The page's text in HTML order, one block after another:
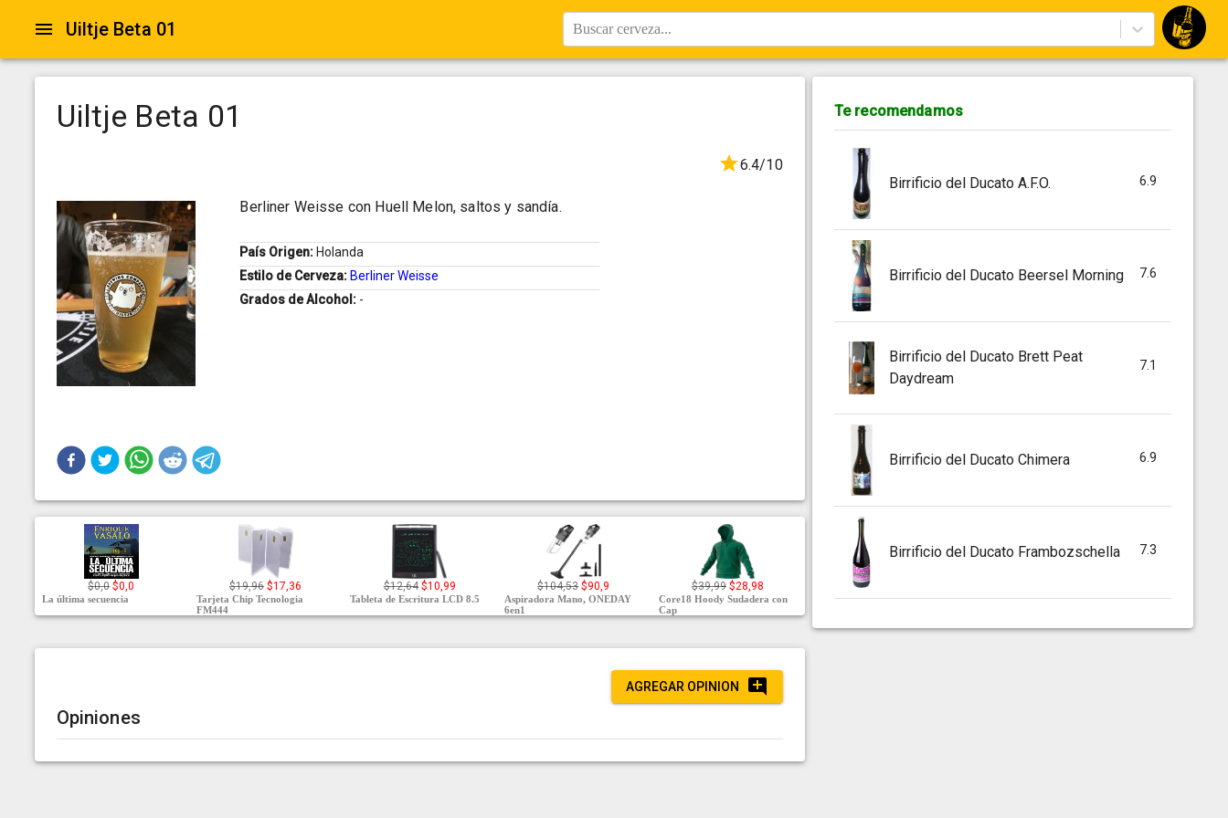
Uiltje Beta 01 Buscar cerveza...
Uiltje Beta 01
6.4/10
Berliner Weisse con Huell Melon, saltos y sandía.
País Origen: Holanda
Estilo de Cerveza: Berliner Weisse
Grados de Alcohol: -
$0,0 $0,0
La última secuencia
$19,96 $17,36
Tarjeta Chip Tecnologia
FM444
$12,64 $10,99
Tableta de Escritura LCD 8.5
$104,53 $90,9
Aspiradora Mano, ONEDAY
6en1
$39,99 $28,98
Core18 Hoody Sudadera con
Cap
AGREGAR OPINION
Opiniones
Te recomendamos
Birrificio del Ducato A.F.O. 6.9
Birrificio del Ducato Beersel Morning 7.6
Birrificio del Ducato Brett Peat
Daydream
7.1
Birrificio del Ducato Chimera 6.9
Birrificio del Ducato Frambozschella 7.3